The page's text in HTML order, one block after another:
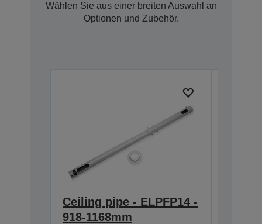
Wählen Sie aus einer breiten Auswahl an
Optionen und Zubehör.
Ceiling pipe - ELPFP14 -
918-1168mm